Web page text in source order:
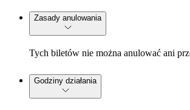
Zasady anulowania
Tych biletów nie można anulować ani
Godziny działania